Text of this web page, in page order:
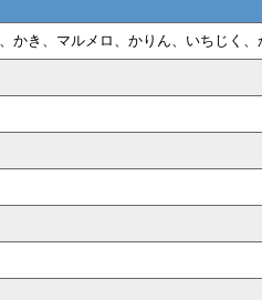
かき、マルメロ、かりん、いちじく